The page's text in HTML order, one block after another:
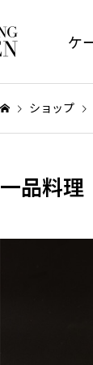
ケ
ショップ
一品料